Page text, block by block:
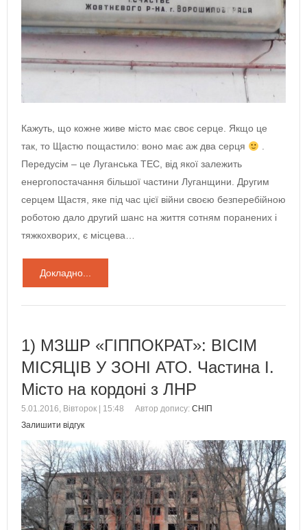
Кажуть, що кожне живе місто має своє серце. Якщо це
так, то Щастю пощастило: воно має аж два серця
.
Передусім – це Луганська ТЕС, від якої залежить
енергопостачання більшої частини Луганщини. Другим
серцем Щастя, яке під час цієї війни своєю безперебійною
роботою дало другий шанс на життя сотням поранених і
тяжкохворих, є місцева…
Докладно...
1) МЗШР «ГІППОКРАТ»: ВІСІМ
МІСЯЦІВ У ЗОНІ АТО. Частина І.
Місто на кордоні з ЛНР
5.01.2016, Вівторок | 15:48 Автор допису: СНІП
Залишити відгук